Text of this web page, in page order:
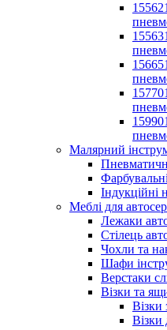
Малярний
Індукційні
Меблі для
Лежаки
Стілець
Чохли та
Шафи
Верстаки
Візки та
Візки
Візки